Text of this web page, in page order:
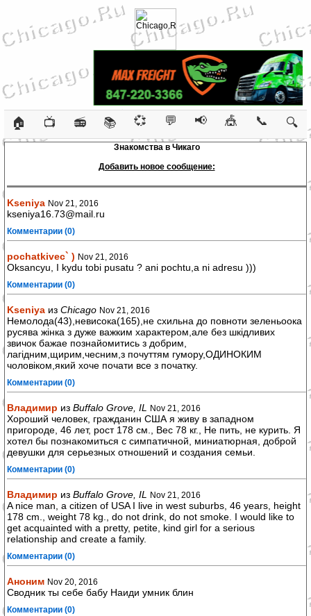
🏠 📺 📻 📚 💞 💬 📢 🎪 📞 🔍
Знакомства в Чикаго
Добавить новое сообщение:
Kseniya Nov 21, 2016
kseniya16.73@mail.ru
Комментарии (0)
pochatkivec` ) Nov 21, 2016
Oksancyu, I kydu tobi pusatu ? ani pochtu,a ni adresu )))
Комментарии (0)
Kseniya из Chicago Nov 21, 2016
Немолода(43),невисока(165),не схильна до повноти зеленьоока
русява жiнка з дуже важким характером,але без шкiдливих
звичок бажае познайомитись з добрим,
лагiдним,щирим,чесним,з почуттям гумору,ОДИНОКИМ
чоловiком,який хоче почати все з початку.
Комментарии (0)
Владимир из Buffalo Grove, IL Nov 21, 2016
Хороший человек, гражданин США я живу в западном
пригороде, 46 лет, рост 178 см., Вес 78 кг., Не пить, не курить. Я
хотел бы познакомиться с симпатичной, миниатюрная, доброй
девушки для серьезных отношений и создания семьи.
Комментарии (0)
Владимир из Buffalo Grove, IL Nov 21, 2016
A nice man, a citizen of USA I live in west suburbs, 46 years, height
178 cm., weight 78 kg., do not drink, do not smoke. I would like to
get acquainted with a pretty, petite, kind girl for a serious
relationship and create a family.
Комментарии (0)
Аноним Nov 20, 2016
Сводник ты себе бабу Наиди умник блин
Комментарии (0)